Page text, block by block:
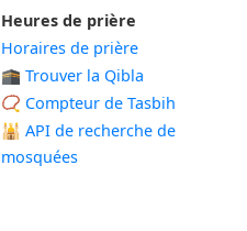
Heures de prière
Horaires de prière
🕋 Trouver la Qibla
📿 Compteur de Tasbih
🕌 API de recherche de
mosquées